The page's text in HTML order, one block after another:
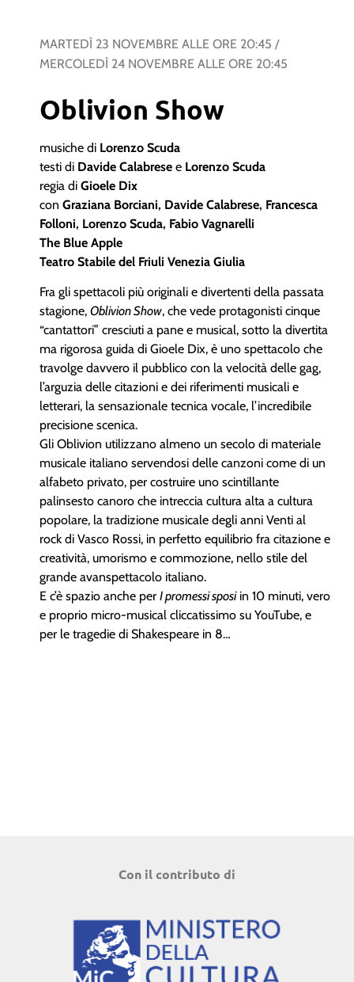
MARTEDÌ 23 NOVEMBRE ALLE ORE 20:45 /
MERCOLEDÌ 24 NOVEMBRE ALLE ORE 20:45
Oblivion Show
musiche di Lorenzo Scuda
testi di Davide Calabrese e Lorenzo Scuda
regia di Gioele Dix
con Graziana Borciani, Davide Calabrese, Francesca
Folloni, Lorenzo Scuda, Fabio Vagnarelli
The Blue Apple
Teatro Stabile del Friuli Venezia Giulia
Fra gli spettacoli più originali e divertenti della passata
stagione, Oblivion Show, che vede protagonisti cinque
“cantattori” cresciuti a pane e musical, sotto la divertita
ma rigorosa guida di Gioele Dix, è uno spettacolo che
travolge davvero il pubblico con la velocità delle gag,
l’arguzia delle citazioni e dei riferimenti musicali e
letterari, la sensazionale tecnica vocale, l’incredibile
precisione scenica.
Gli Oblivion utilizzano almeno un secolo di materiale
musicale italiano servendosi delle canzoni come di un
alfabeto privato, per costruire uno scintillante
palinsesto canoro che intreccia cultura alta a cultura
popolare, la tradizione musicale degli anni Venti al
rock di Vasco Rossi, in perfetto equilibrio fra citazione e
creatività, umorismo e commozione, nello stile del
grande avanspettacolo italiano.
E c’è spazio anche per I promessi sposiin 10 minuti, vero
e proprio micro-musical cliccatissimo su YouTube, e
per le tragedie di Shakespeare in 8…
Con il contributo di